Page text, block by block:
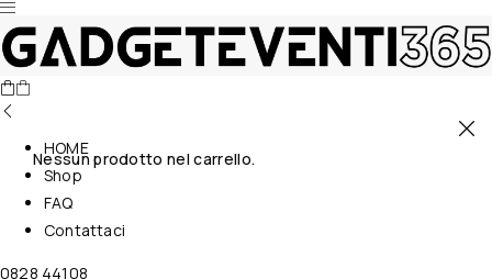
Nessun prodotto nel carrello.
HOME
Shop
FAQ
Contattaci
0828 44108